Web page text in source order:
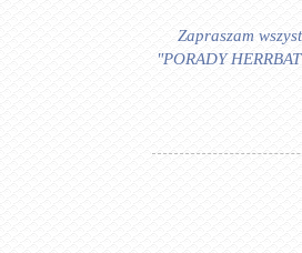
Zapraszam
"PORADY